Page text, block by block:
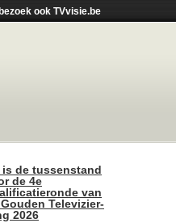
bezoek ook TVvisie.be
is de tussenstand
de 4e
van
Televizier-
2026